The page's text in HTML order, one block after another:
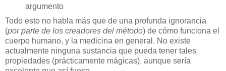
argumento
Todo esto no habla más que de una profunda ignorancia
(por parte de los creadores del método) de cómo funciona el
cuerpo humano, y la medicina en general. No existe
actualmente ninguna sustancia que pueda tener tales
propiedades (prácticamente mágicas), aunque sería